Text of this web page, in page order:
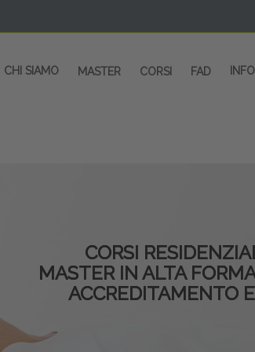
CHI SIAMO MASTER CORSI FAD
CORSI
MASTER IN ALTA
ACCREDITAMENTO